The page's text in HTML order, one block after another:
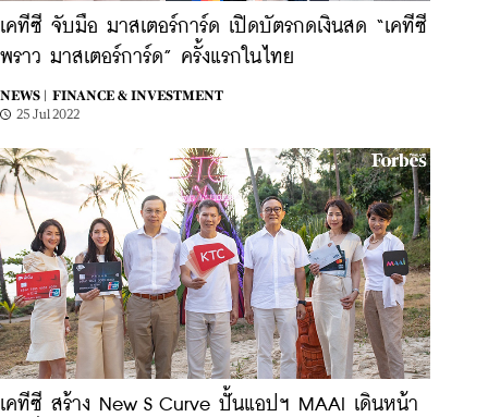
เคทีซี จับมือ มาสเตอร์การ์ด เปิดบัตรกดเงินสด “เคทีซี
พราว มาสเตอร์การ์ด” ครั้งแรกในไทย
NEWS |
FINANCE & INVESTMENT
25 Jul 2022
เคทีซี สร้าง New S Curve ปั้นแอปฯ MAAI เดินหน้า